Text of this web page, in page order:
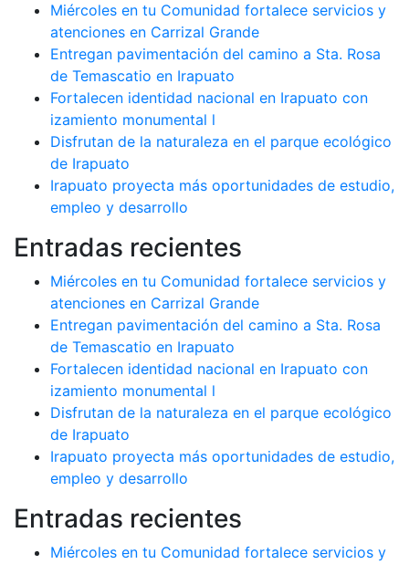
Miércoles en tu Comunidad fortalece servicios y
atenciones en Carrizal Grande
Entregan pavimentación del camino a Sta. Rosa
de Temascatio en Irapuato
Fortalecen identidad nacional en Irapuato con
izamiento monumental l
Disfrutan de la naturaleza en el parque ecológico
de Irapuato
Irapuato proyecta más oportunidades de estudio,
empleo y desarrollo
Entradas recientes
Miércoles en tu Comunidad fortalece servicios y
atenciones en Carrizal Grande
Entregan pavimentación del camino a Sta. Rosa
de Temascatio en Irapuato
Fortalecen identidad nacional en Irapuato con
izamiento monumental l
Disfrutan de la naturaleza en el parque ecológico
de Irapuato
Irapuato proyecta más oportunidades de estudio,
empleo y desarrollo
Entradas recientes
Miércoles en tu Comunidad fortalece servicios y